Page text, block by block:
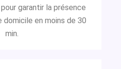
garantir la présence
domicile en moins de 30
min.